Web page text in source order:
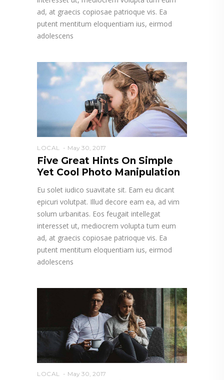
ad, at graecis copiosae patrioque vis. Ea
putent mentitum eloquentiam ius, eirmod
adolescens
LOCAL May 30, 2017
Five Great Hints On Simple
Yet Cool Photo Manipulation
Eu solet iudico suavitate sit. Eam eu dicant
epicuri volutpat. Illud decore eam ea, ad vim
solum urbanitas. Eos feugait intellegat
interesset ut, mediocrem volupta tum eum
ad, at graecis copiosae patrioque vis. Ea
putent mentitum eloquentiam ius, eirmod
adolescens
LOCAL May 30, 2017